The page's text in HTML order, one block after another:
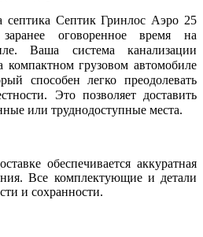
Септик Гринлос Аэро 25
оговоренное время на
Ваша система канализации
компактном грузовом автомобиле
способен легко преодолевать
Это позволяет доставить
или труднодоступные места.
аккуратная
Все комплектующие и детали
и сохранности.